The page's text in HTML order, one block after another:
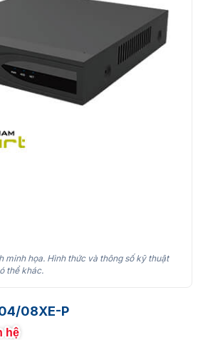
minh họa. Hình thức và thông số kỹ thuật
thể khác.
08XE-P
hệ